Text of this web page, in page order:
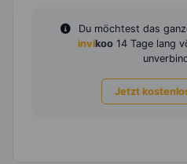
Du möchtest das
invikoo 14 Tage lang
Jetzt